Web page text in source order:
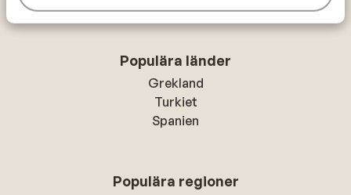
Populära länder
Grekland
Turkiet
Spanien
Populära regioner